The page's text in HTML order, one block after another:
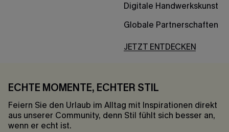
Digitale Handwerkskunst
Globale Partnerschaften
JETZT ENTDECKEN
ECHTE MOMENTE, ECHTER STIL
Feiern Sie den Urlaub im Alltag mit Inspirationen direkt
aus unserer Community, denn Stil fühlt sich besser an,
wenn er echt ist.